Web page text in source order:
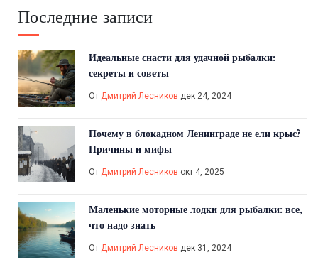
Последние записи
Идеальные снасти для удачной рыбалки:
секреты и советы
От Дмитрий Лесников дек 24, 2024
Почему в блокадном Ленинграде не ели крыс?
Причины и мифы
От Дмитрий Лесников окт 4, 2025
Маленькие моторные лодки для рыбалки: все,
что надо знать
От Дмитрий Лесников дек 31, 2024